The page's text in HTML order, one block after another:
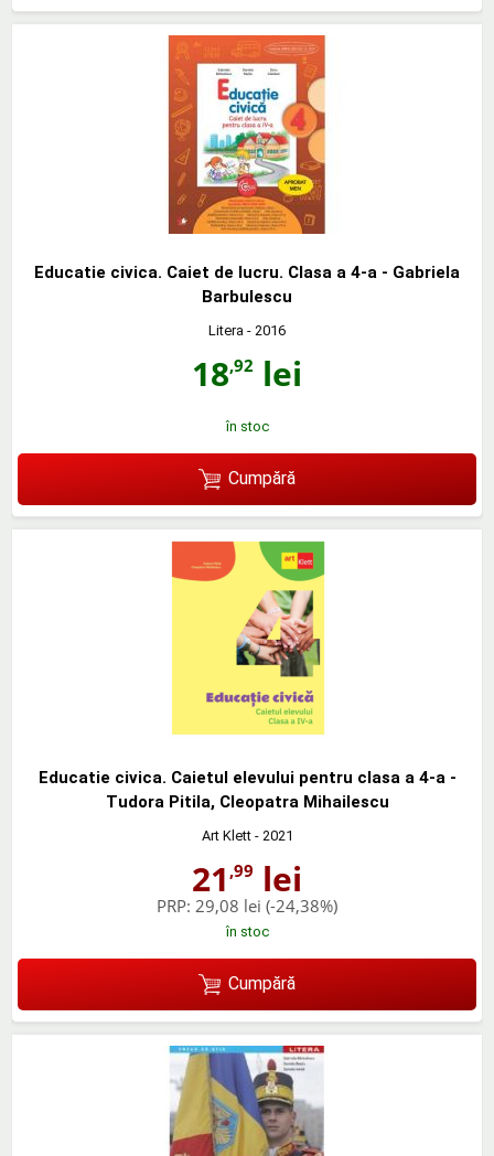
Educatie civica. Caiet de lucru. Clasa a 4-a - Gabriela
Barbulescu
Litera - 2016
18,92 lei
în stoc
Cumpără
Educatie civica. Caietul elevului pentru clasa a 4-a -
Tudora Pitila, Cleopatra Mihailescu
Art Klett- 2021
21 ,99 lei
PRP: 29,08 lei (-24,38%)
în stoc
Cumpără